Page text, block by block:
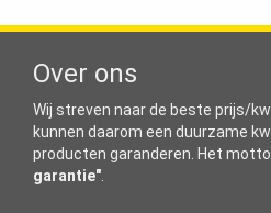
Over ons
Wij streven naar de beste prijs/
kunnen daarom een duurzame
producten garanderen. Het
garantie"